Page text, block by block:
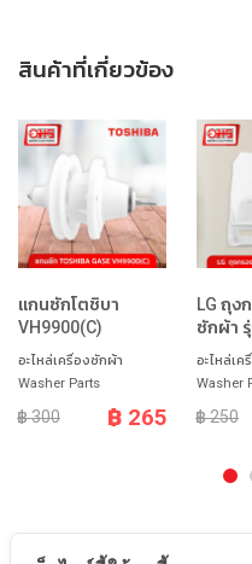
สินค้าที่เกี่ยวข้อง
แกนซักโตชิบา
VH9900(C)
อะไหล่เครื่องซักผ้า
Washer Parts
฿ 300 ฿ 265
LG ถุง
ซักผ้า
อะไหล่เค
Washer
฿ 250